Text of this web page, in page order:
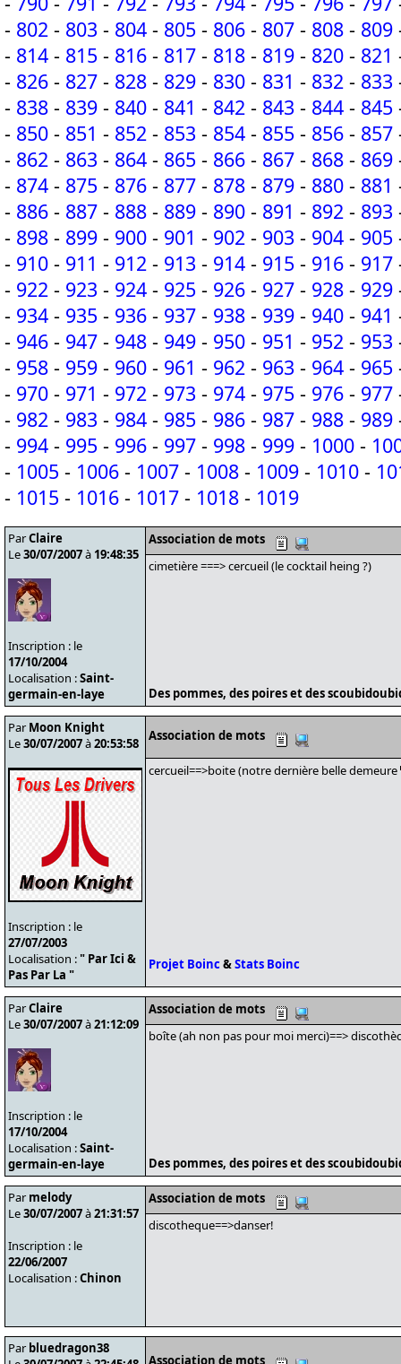
- 802 - 803 - 804 - 805 - 806 - 807 - 808 - 809
- 814 - 815 - 816 - 817 - 818 - 819 - 820 - 821
- 826 - 827 - 828 - 829 - 830 - 831 - 832 - 833
- 838 - 839 - 840 - 841 - 842 - 843 - 844 - 845
- 850 - 851 - 852 - 853 - 854 - 855 - 856 - 857
- 862 - 863 - 864 - 865 - 866 - 867 - 868 - 869
- 874 - 875 - 876 - 877 - 878 - 879 - 880 - 881
- 886 - 887 - 888 - 889 - 890 - 891 - 892 - 893
- 898 - 899 - 900 - 901 - 902 - 903 - 904 - 905
- 910 - 911 - 912 - 913 - 914 - 915 - 916 - 917
- 922 - 923 - 924 - 925 - 926 - 927 - 928 - 929
- 934 - 935 - 936 - 937 - 938 - 939 - 940 - 941
- 946 - 947 - 948 - 949 - 950 - 951 - 952 - 953
- 958 - 959 - 960 - 961 - 962 - 963 - 964 - 965
- 970 - 971 - 972 - 973 - 974 - 975 - 976 - 977
- 982 - 983 - 984 - 985 - 986 - 987 - 988 - 989
- 994 - 995 - 996 - 997 - 998 - 999 - 1000 -
- 1005 - 1006 - 1007 - 1008 - 1009 - 1010 -
- 1015 - 1016 - 1017 - 1018 - 1019
ParClaire
Le30/07/2007à 19:48:35
Inscription : le
17/10/2004
Localisation :Saint-
germain-en-laye
Association de mots
cimetière ===> cercueil (le cocktail heing ?)
Des pommes, des poires et des
Par Moon Knight
Le30/07/2007à20:53:58
Inscription : le
27/07/2003
Localisation :" Par Ici &
Pas Par La "
Association de mots
cercueil==>boite (notre dernière belle demeure
Projet Boinc&Stats Boinc
ParClaire
Le30/07/2007à21:12:09
Inscription : le
17/10/2004
Localisation :Saint-
germain-en-laye
Association de mots
boîte (ah non pas pour moi merci)==>
Des pommes, des poires et des
Par melody
Le30/07/2007à21:31:57
Inscription : le
22/06/2007
Localisation :Chinon
Association de mots
discotheque==>danser!
Par bluedragon38
Association de mots